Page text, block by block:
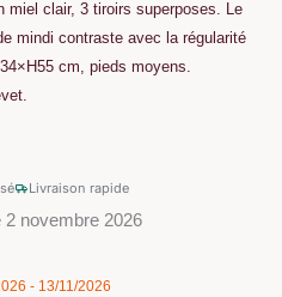
miel clair, 3 tiroirs superposes. Le
mindi contraste avec la régularité
cm, pieds moyens.
Livraison rapide
2 novembre 2026
- 13/11/2026